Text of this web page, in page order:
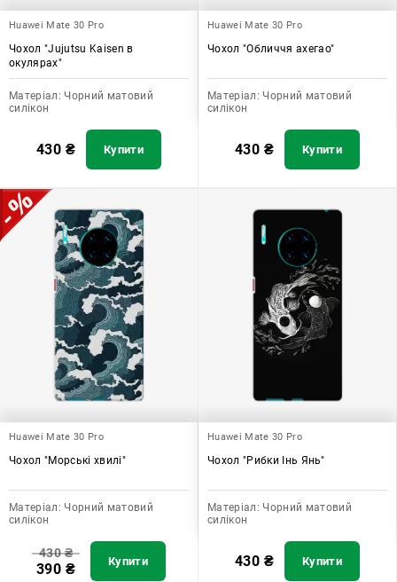
Huawei Mate 30 Pro
Чохол "Jujutsu Kaisen в
окулярах"
Матеріал: Чорний матовий
силікон
430 ₴ Купити
Huawei Mate 30 Pro
Чохол "Обличчя ахегао"
Матеріал: Чорний матовий
силікон
430 ₴ Купити
Huawei Mate 30 Pro
Чохол "Морські хвилі"
Матеріал: Чорний матовий
силікон
430₴
390 ₴ Купити
Huawei Mate 30 Pro
Чохол "Рибки Інь Янь"
Матеріал: Чорний матовий
силікон
430 ₴ Купити